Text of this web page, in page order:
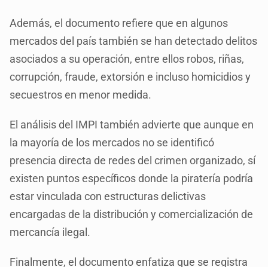
Además, el documento refiere que en algunos
mercados del país también se han detectado delitos
asociados a su operación, entre ellos robos, riñas,
corrupción, fraude, extorsión e incluso homicidios y
secuestros en menor medida.
El análisis del IMPI también advierte que aunque en
la mayoría de los mercados no se identificó
presencia directa de redes del crimen organizado, sí
existen puntos específicos donde la piratería podría
estar vinculada con estructuras delictivas
encargadas de la distribución y comercialización de
mercancía ilegal.
Finalmente, el documento enfatiza que se registra